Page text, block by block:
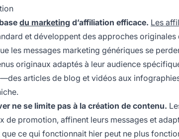
du marketing d’affiliation efficace. Les
et développent des approches originales
les messages marketing génériques se
originaux adaptés à leur audience
articles de blog et vidéos aux
ne se limite pas à la création de contenu.
de promotion, affinent leurs messages et
que ce qui fonctionnait hier peut ne plus